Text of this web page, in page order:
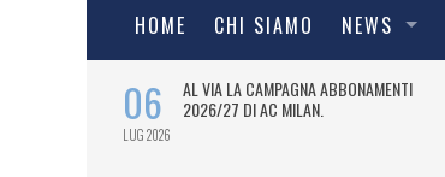
HOME CHI SIAMO NEWS
06
LUG 2026
AL VIA LA CAMPAGNA ABBONAMENTI
2026/27 DI AC MILAN.